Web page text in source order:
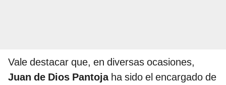
Vale destacar que, en diversas ocasiones,
Juan de Dios Pantojaha sido el encargado de